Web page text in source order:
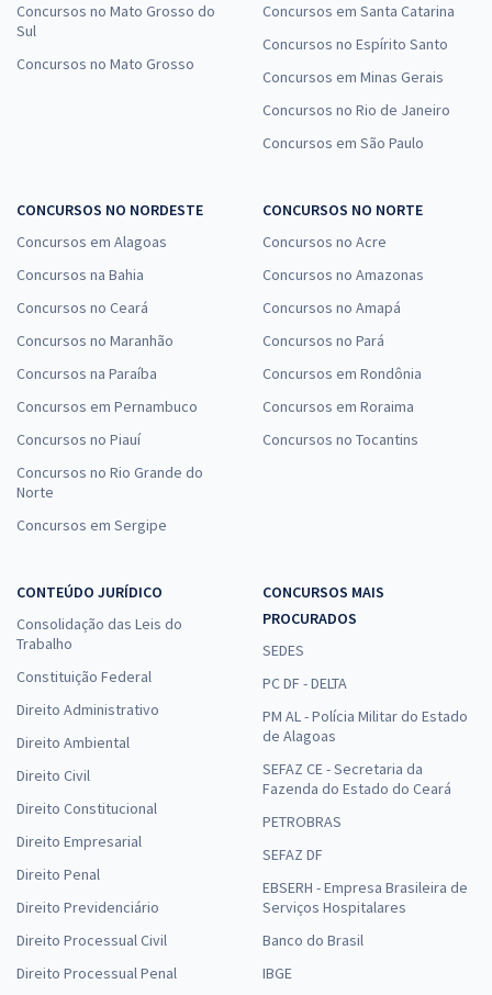
Concursos no Mato Grosso do
Sul
Concursos no Mato Grosso
Concursos em Santa Catarina
Concursos no Espírito Santo
Concursos em Minas Gerais
Concursos no Rio de Janeiro
Concursos em São Paulo
CONCURSOS NO NORDESTE
Concursos em Alagoas
Concursos na Bahia
Concursos no Ceará
Concursos no Maranhão
Concursos na Paraíba
Concursos em Pernambuco
Concursos no Piauí
Concursos no Rio Grande do
Norte
Concursos em Sergipe
CONCURSOS NO NORTE
Concursos no Acre
Concursos no Amazonas
Concursos no Amapá
Concursos no Pará
Concursos em Rondônia
Concursos em Roraima
Concursos no Tocantins
CONTEÚDO JURÍDICO
Consolidação das Leis do
Trabalho
Constituição Federal
Direito Administrativo
Direito Ambiental
Direito Civil
Direito Constitucional
Direito Empresarial
Direito Penal
Direito Previdenciário
Direito Processual Civil
Direito Processual Penal
CONCURSOS MAIS
PROCURADOS
SEDES
PC DF - DELTA
PM AL - Polícia Militar do Estado
de Alagoas
SEFAZ CE - Secretaria da
Fazenda do Estado do Ceará
PETROBRAS
SEFAZ DF
EBSERH - Empresa Brasileira de
Serviços Hospitalares
Banco do Brasil
IBGE